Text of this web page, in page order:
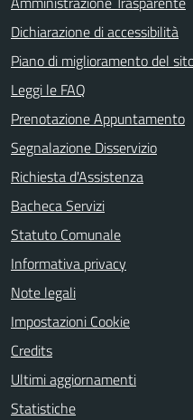
Dichiarazione di accessibilità
Piano di miglioramento del
Leggi le FAQ
Prenotazione Appuntamento
Segnalazione Disservizio
Richiesta d'Assistenza
Bacheca Servizi
Statuto Comunale
Informativa privacy
Note legali
Impostazioni Cookie
Credits
Ultimi aggiornamenti
Statistiche